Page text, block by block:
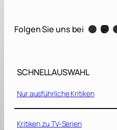
[
1
Folgen Sie uns bei Instagram Mastodon Threads
SCHNELLAUSWAHL
Nur ausführliche Kritiken
Kritiken zu TV-Serien